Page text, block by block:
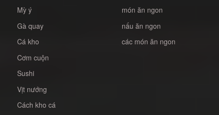
Mỳ ý
Gà quay
Cá kho
Cơm cuộn
Sushi
Vịt nướng
Cách kho cá
món ăn ngon
nấu ăn ngon
các món ăn ngon